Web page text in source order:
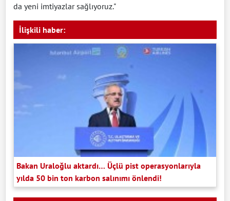
da yeni imtiyazlar sağlıyoruz."
İlişkili haber:
Bakan Uraloğlu aktardı… Üçlü pist operasyonlarıyla
yılda 50 bin ton karbon salınımı önlendi!